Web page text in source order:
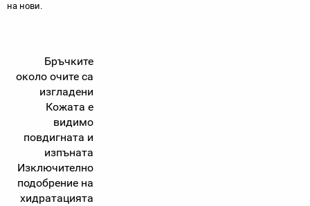
на нови.
Бръчките
около очите са
изгладени
Кожата е
видимо
повдигната и
изпъната
Изключително
подобрение на
хидратацията